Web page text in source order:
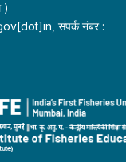
)
संपर्क नंबर :